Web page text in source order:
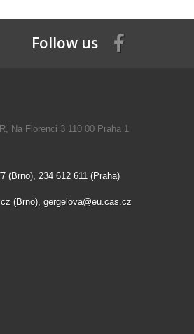
Follow us
Na Florenci 3 110 00 Praha 1
(Brno), 234 612 611 (Praha)
(Brno), gergelova@eu.cas.cz